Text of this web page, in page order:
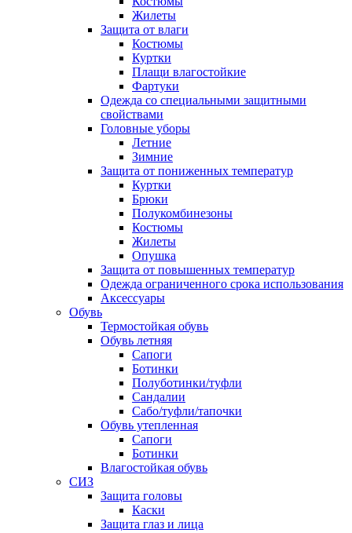
Жилеты
Защита от влаги
Костюмы
Куртки
Плащи влагостойкие
Фартуки
Одежда со специальными защитными
свойствами
Головные уборы
Летние
Зимние
Защита от пониженных температур
Куртки
Брюки
Полукомбинезоны
Костюмы
Жилеты
Опушка
Защита от повышенных температур
Одежда ограниченного срока использования
Аксессуары
Обувь
Термостойкая обувь
Обувь летняя
Сапоги
Ботинки
Полуботинки/туфли
Сандалии
Сабо/туфли/тапочки
Обувь утепленная
Сапоги
Ботинки
Влагостойкая обувь
СИЗ
Защита головы
Каски
Защита глаз и лица